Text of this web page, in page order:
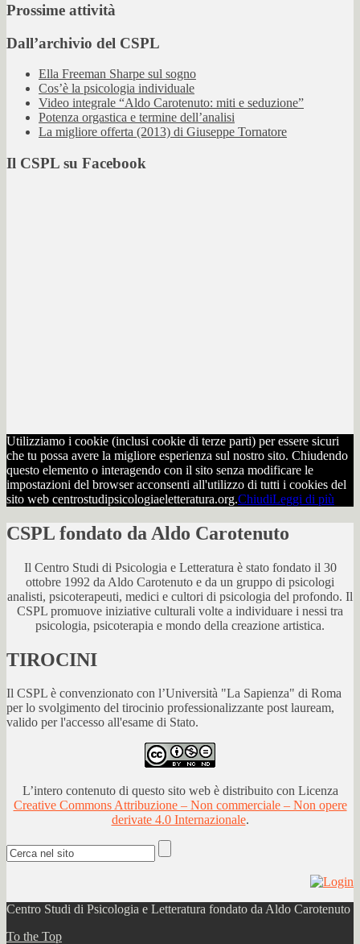
Prossime attività
Dall’archivio del CSPL
Ella Freeman Sharpe sul sogno
Cos’è la psicologia individuale
Video integrale “Aldo Carotenuto: miti e seduzione”
Potenza orgastica e termine dell’analisi
La migliore offerta (2013) di Giuseppe Tornatore
Il CSPL su Facebook
Utilizziamo i cookie (inclusi cookie di terze parti) per essere sicuri
che tu possa avere la migliore esperienza sul nostro sito. Chiudendo
questo elemento o interagendo con il sito senza modificare le
impostazioni del browser acconsenti all'utilizzo di tutti i cookies del
sito web centrostudipsicologiaeletteratura.org.ChiudiLeggi di più
CSPL fondato da Aldo Carotenuto
Il Centro Studi di Psicologia e Letteratura è stato fondato il 30
ottobre 1992 da Aldo Carotenuto e da un gruppo di psicologi
analisti, psicoterapeuti, medici e cultori di psicologia del profondo. Il
CSPL promuove iniziative culturali volte a individuare i nessi tra
psicologia, psicoterapia e mondo della creazione artistica.
TIROCINI
Il CSPL è convenzionato con l’Università "La Sapienza" di Roma
per lo svolgimento del tirocinio professionalizzante post lauream,
valido per l'accesso all'esame di Stato.
L’intero contenuto di questo sito web è distribuito con Licenza
Creative Commons Attribuzione – Non commerciale – Non opere
derivate 4.0 Internazionale.
Centro Studi di Psicologia e Letteratura fondato da Aldo Carotenuto
To the Top